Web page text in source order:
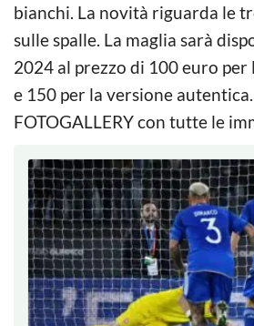
bianchi. La novità riguarda le
sulle spalle. La maglia sarà
2024 al prezzo di 100 euro per
e 150 per la versione
FOTOGALLERY con tutte le